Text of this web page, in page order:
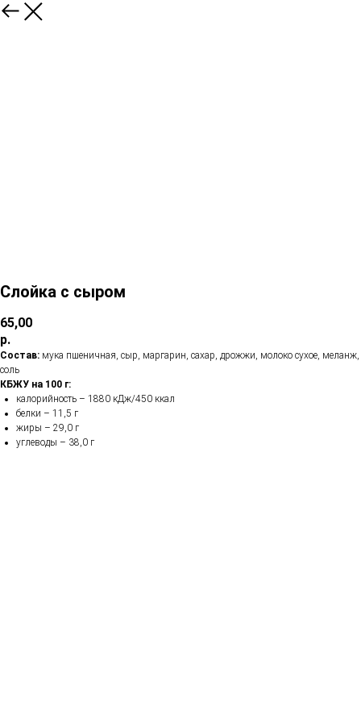
Слойка с сыром
65,00
р.
Состав: мука пшеничная, сыр, маргарин, сахар, дрожжи, молоко сухое, меланж,
соль
КБЖУ на 100 г:
калорийность – 1880 кДж/450 ккал
белки – 11,5 г
жиры – 29,0 г
углеводы – 38,0 г